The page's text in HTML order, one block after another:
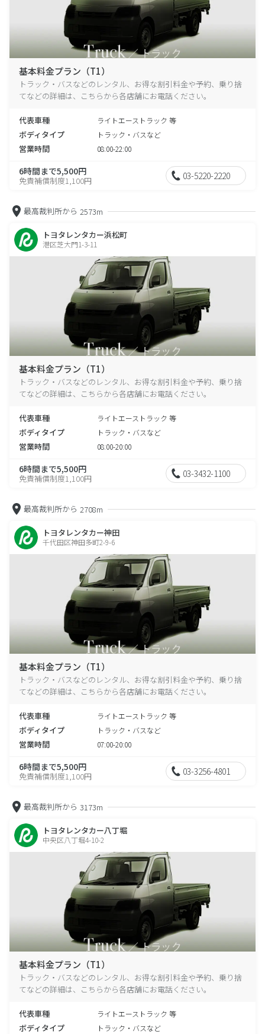
基本料金プラン（T1）
トラック・バスなどのレンタル、お得な割引料金や予約、乗り捨
てなどの詳細は、こちらから各店舗にお電話ください。
代表車種 ライトエーストラック 等
ボディタイプ トラック・バスなど
営業時間 08:00-22:00
6時間まで5,500円
免責補償制度1,100円 03-5220-2220
最高裁判所から 2573m
トヨタレンタカー浜松町
港区芝大門1-3-11
基本料金プラン（T1）
トラック・バスなどのレンタル、お得な割引料金や予約、乗り捨
てなどの詳細は、こちらから各店舗にお電話ください。
代表車種 ライトエーストラック 等
ボディタイプ トラック・バスなど
営業時間 08:00-20:00
6時間まで5,500円
免責補償制度1,100円 03-3432-1100
最高裁判所から 2708m
トヨタレンタカー神田
千代田区神田多町2-9-6
基本料金プラン（T1）
トラック・バスなどのレンタル、お得な割引料金や予約、乗り捨
てなどの詳細は、こちらから各店舗にお電話ください。
代表車種 ライトエーストラック 等
ボディタイプ トラック・バスなど
営業時間 07:00-20:00
6時間まで5,500円
免責補償制度1,100円 03-3256-4801
最高裁判所から 3173m
トヨタレンタカー八丁堀
中央区八丁堀4-10-2
基本料金プラン（T1）
トラック・バスなどのレンタル、お得な割引料金や予約、乗り捨
てなどの詳細は、こちらから各店舗にお電話ください。
代表車種 ライトエーストラック 等
ボディタイプ トラック・バスなど